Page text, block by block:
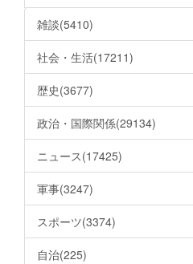
雑談(5410)
社会・生活(17211)
歴史(3677)
政治・国際関係(29134)
ニュース(17425)
軍事(3247)
スポーツ(3374)
自治(225)